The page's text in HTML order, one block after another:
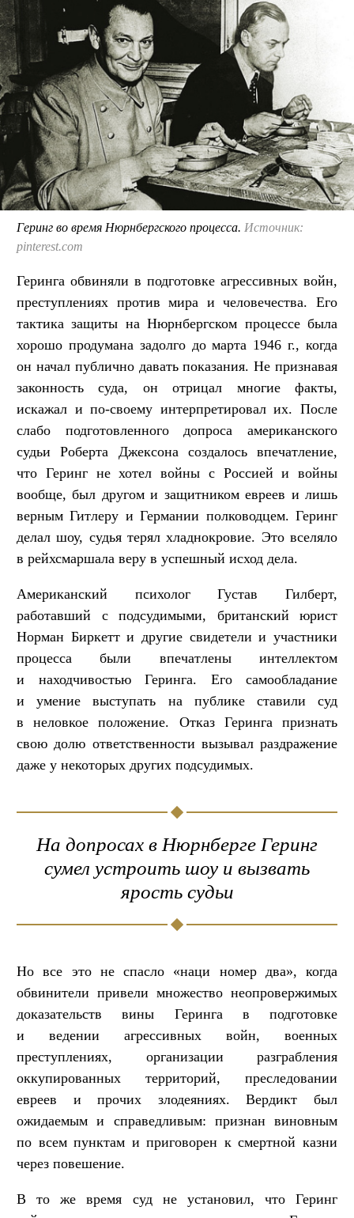
Геринг во время Нюрнбергского процесса. Источник:
pinterest.com
Геринга обвиняли в подготовке агрессивных войн,
преступлениях против мира и человечества. Его
тактика защиты на Нюрнбергском процессе была
хорошо продумана задолго до марта 1946 г., когда
он начал публично давать показания. Не признавая
законность суда, он отрицал многие факты,
искажал и по-своему интерпретировал их. После
слабо подготовленного допроса американского
судьи Роберта Джексона создалось впечатление,
что Геринг не хотел войны с Россией и войны
вообще, был другом и защитником евреев и лишь
верным Гитлеру и Германии полководцем. Геринг
делал шоу, судья терял хладнокровие. Это вселяло
в рейхсмаршала веру в успешный исход дела.
Американский психолог Густав Гилберт,
работавший с подсудимыми, британский юрист
Норман Биркетт и другие свидетели и участники
процесса были впечатлены интеллектом
и находчивостью Геринга. Его самообладание
и умение выступать на публике ставили суд
в неловкое положение. Отказ Геринга признать
свою долю ответственности вызывал раздражение
даже у некоторых других подсудимых.
На допросах в Нюрнберге Геринг
сумел устроить шоу и вызвать
ярость судьи
Но все это не спасло «наци номер два», когда
обвинители привели множество неопровержимых
доказательств вины Геринга в подготовке
и ведении агрессивных войн, военных
преступлениях, организации разграбления
оккупированных территорий, преследовании
евреев и прочих злодеяниях. Вердикт был
ожидаемым и справедливым: признан виновным
по всем пунктам и приговорен к смертной казни
через повешение.
В то же время суд не установил, что Геринг